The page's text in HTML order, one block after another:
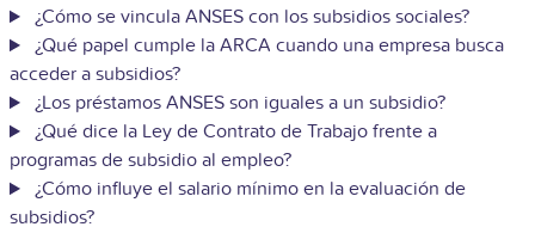
¿Cómo se vincula ANSES con los subsidios sociales?
¿Qué papel cumple la ARCA cuando una empresa busca
acceder a subsidios?
¿Los préstamos ANSES son iguales a un subsidio?
¿Qué dice la Ley de Contrato de Trabajo frente a
programas de subsidio al empleo?
¿Cómo influye el salario mínimo en la evaluación de
subsidios?